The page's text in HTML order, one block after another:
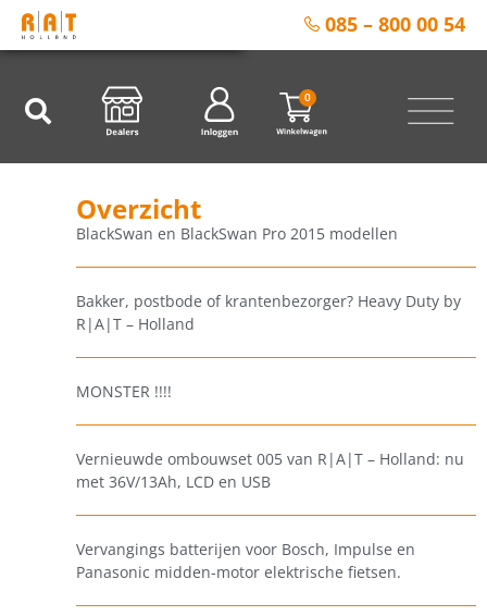
085 – 800 00 54
0
Overzicht
BlackSwan en BlackSwan Pro 2015 modellen
Bakker, postbode of krantenbezorger? Heavy Duty by
R|A|T – Holland
MONSTER !!!!
Vernieuwde ombouwset 005 van R|A|T – Holland: nu
met 36V/13Ah, LCD en USB
Vervangings batterijen voor Bosch, Impulse en
Panasonic midden-motor elektrische fietsen.